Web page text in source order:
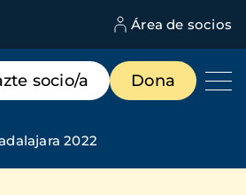
Área de socios
socio/a Dona
2022